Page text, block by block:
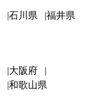
石川県 福井県
大阪府
和歌山県